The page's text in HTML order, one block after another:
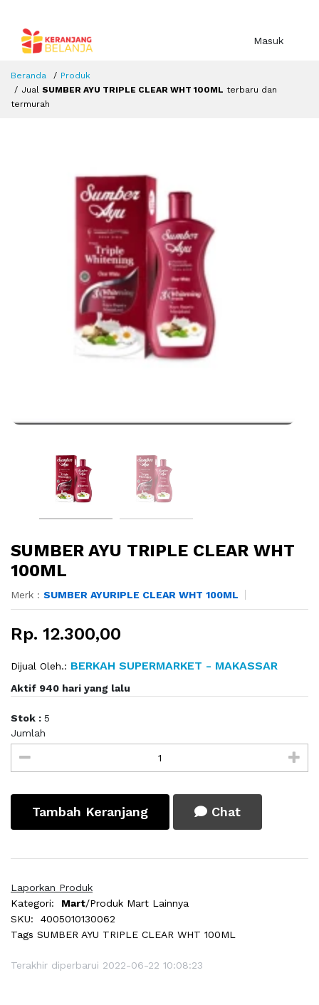
Masuk
Beranda
Produk
Jual SUMBER AYU TRIPLE CLEAR WHT 100ML terbaru dan
termurah
SUMBER AYU TRIPLE CLEAR WHT
100ML
Merk : SUMBER AYURIPLE CLEAR WHT 100ML
Rp. 12.300,00
Dijual Oleh.: BERKAH SUPERMARKET - MAKASSAR
Aktif 940 hari yang lalu
Stok : 5
Jumlah
Tambah Keranjang Chat
Laporkan Produk
Kategori:
Mart/Produk Mart Lainnya
SKU:
4005010130062
Tags SUMBER AYU TRIPLE CLEAR WHT 100ML
Terakhir diperbarui 2022-06-22 10:08:23